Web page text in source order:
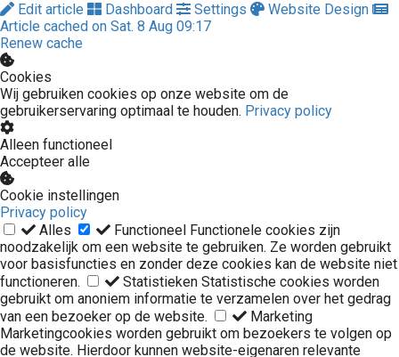
Edit article Dashboard Settings
Website Design
Article cached on Sat. 8 Aug 09:17
Renew cache
Cookies
Wij gebruiken cookies op onze website om de
gebruikerservaring optimaal te houden. Privacy policy
Alleen functioneel
Accepteer alle
Cookie instellingen
Privacy policy
Alles
Functioneel Functionele cookies zijn
noodzakelijk om een website te gebruiken. Ze worden gebruikt
voor basisfuncties en zonder deze cookies kan de website niet
functioneren.
Statistieken Statistische cookies worden
gebruikt om anoniem informatie te verzamelen over het gedrag
van een bezoeker op de website.
Marketing
Marketingcookies worden gebruikt om bezoekers te volgen op
de website. Hierdoor kunnen website-eigenaren relevante